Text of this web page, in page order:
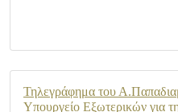
Τηλεγράφημα του
Υπουργείο Εξωτερικών για